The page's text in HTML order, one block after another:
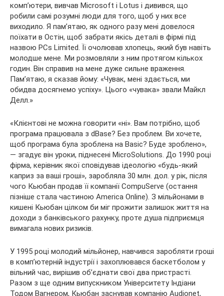
комп’ютери, вивчав Microsoft і Lotus і дивився, що
робили самі розумні люди для того, щоб у них все
виходило. Я пам’ятаю, як одного разу мені довелося
поїхати в Остін, щоб забрати якісь деталі в фірмі під
назвою PCs Limited. Її очолював хлопець, який був навіть
молодше мене. Ми розмовляли з ним протягом кількох
годин. Він справив на мене дуже сильне враження.
Пам’ятаю, я сказав йому: «Чувак, мені здається, ми
обидва досягнемо успіху». Цього «чувака» звали Майкл
Делл.»
«Клієнтові не можна говорити «ні». Вам потрібно, щоб
програма працювала з dBase? Без проблем. Ви хочете,
щоб програма була зроблена на Basic? Буде зроблено»,
— згадує він уроки, піднесені MicroSolutions. До 1990 році
фірма, керівник якої сповідував ідеологію «будь-який
каприз за ваші гроші», заробляла 30 млн. дол. у рік, після
чого Кьюбан продав її компанії CompuServe (остання
пізніше стала частиною America Online). З мільйонами в
кишені Кьюбан цілком би міг прожити залишок життя на
доходи з банківського рахунку, проте душа підприємця
вимагала нових ризиків.
У 1995 році молодий мільйонер, навчився заробляти гроші
в комп’ютерній індустрії і захоплювався баскетболом у
вільний час, вирішив об’єднати свої два пристрасті.
Разом з ще одним випускником Університету Індіани
Тодом Вагнером, Кьюбан заснував компанію Audionet,